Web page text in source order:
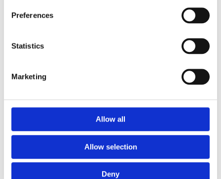
Preferences
Statistics
Marketing
Allow all
Allow selection
Deny
Produktens utseende kan avvika mot de bilder som visas
på hemsidan.